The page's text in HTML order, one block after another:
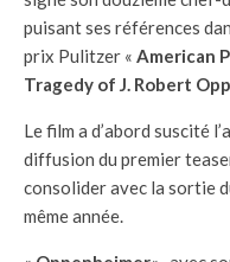
puisant ses références
prix Pulitzer « American
Tragedy of J. Robert
Le film a d’abord suscité
diffusion du premier
consolider avec la sortie
même année.